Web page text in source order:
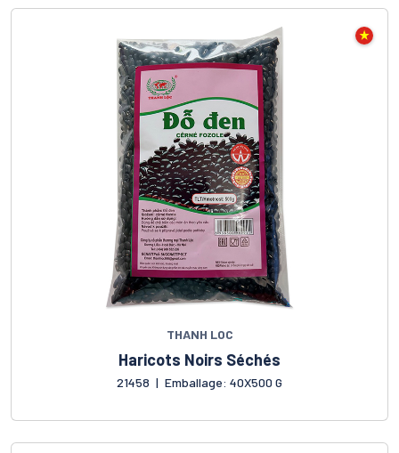
THANH LOC
Haricots Noirs Séchés
21458 | Emballage: 40X500 G